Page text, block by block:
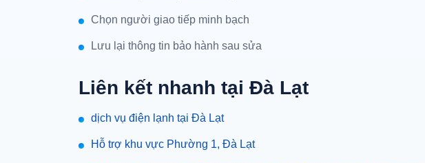
Chọn người giao tiếp minh bạch
Lưu lại thông tin bảo hành sau sửa
Liên kết nhanh tại Đà Lạt
dịch vụ điện lạnh tại Đà Lạt
Hỗ trợ khu vực Phường 1, Đà Lạt